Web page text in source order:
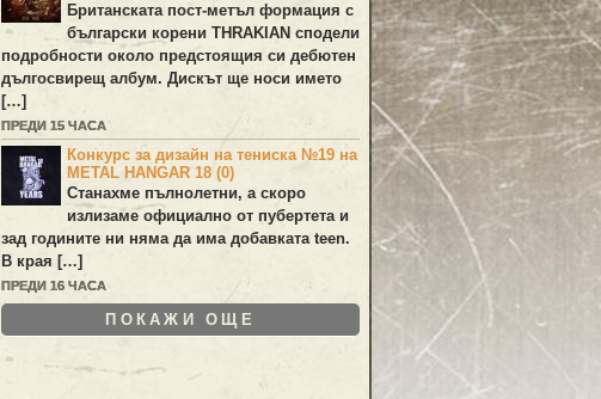
Британската пост-метъл формация с
български корени THRAKIAN сподели
подробности около предстоящия си дебютен
дългосвирещ албум. Дискът ще носи името
[…]
ПРЕДИ 15 ЧАСА
Конкурс за дизайн на тениска №19 на
METAL HANGAR 18 (0)
Станахме пълнолетни, а скоро
излизаме официално от пубертета и
зад годините ни няма да има добавката teen.
В края […]
ПРЕДИ 16 ЧАСА
ПОКАЖИ ОЩЕ